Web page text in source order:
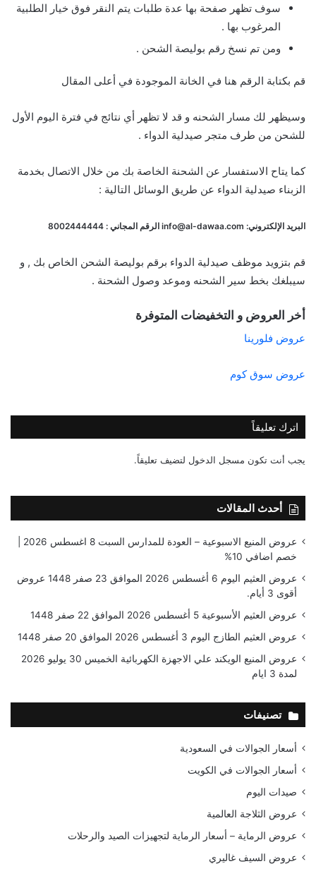
سوف تظهر صفحة بها عدة طلبات يتم النقر فوق خيار الطلبية
المرغوب بها .
ومن تم نسخ رقم بوليصة الشحن .
قم بكتابة الرقم هنا في الخانة الموجودة في أعلى المقال
وسيظهر لك مسار الشحنه و قد لا تظهر أي نتائج في فترة اليوم الأول
للشحن من طرف متجر صيدلية الدواء .
كما يتاح الاستفسار عن الشحنة الخاصة بك من خلال الاتصال بخدمة
الزبناء صيدلية الدواء عن طريق الوسائل التالية :
البريد الإلكتروني: info@al-dawaa.com الرقم المجاني : 8002444444
قم بتزويد موظف صيدلية الدواء برقم بوليصة الشحن الخاص بك , و
سيبلغك بخط سير الشحنه وموعد وصول الشحنة .
أخر العروض و التخفيضات المتوفرة
عروض فلورينا
عروض سوق كوم
اترك تعليقاً
يجب أنت تكون مسجل الدخول لتضيف تعليقاً.
أحدث المقالات
خصم اضافي 10%
عروض العثيم اليوم 6 أغسطس 2026 الموافق 23 صفر 1448 عروض
أقوى 3 أيام.
عروض العثيم الأسبوعية 5 أغسطس 2026 الموافق 22 صفر 1448
عروض العثيم الطازج اليوم 3 أغسطس 2026 الموافق 20 صفر 1448
عروض المنيع الويكند علي الاجهزة الكهربائية الخميس 30 يوليو 2026
لمدة 3 ايام
تصنيفات
أسعار الجوالات في السعودية
أسعار الجوالات في الكويت
صيدات اليوم
عروض الثلاجة العالمية
عروض الرماية – أسعار الرماية لتجهيزات الصيد والرحلات
عروض السيف غاليري